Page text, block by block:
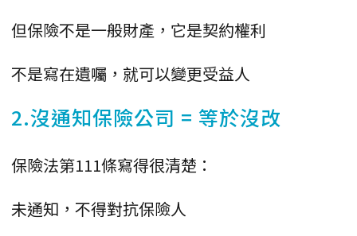
但保險不是一般財產，它是契約權利
不是寫在遺囑，就可以變更受益人
2.沒通知保險公司 = 等於沒改
保險法第111條寫得很清楚：
未通知，不得對抗保險人